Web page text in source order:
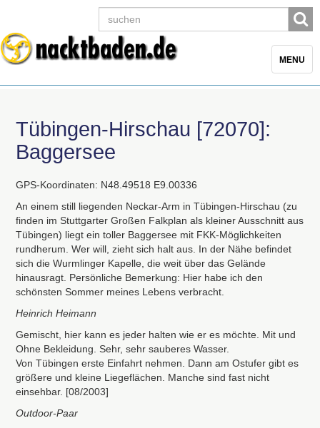
Toggle
MENU
Tübingen-Hirschau [72070]:
Baggersee
GPS-Koordinaten: N48.49518 E9.00336
An einem still liegenden Neckar-Arm in Tübingen-Hirschau (zu
finden im Stuttgarter Großen Falkplan als kleiner Ausschnitt aus
Tübingen) liegt ein toller Baggersee mit FKK-Möglichkeiten
rundherum. Wer will, zieht sich halt aus. In der Nähe befindet
sich die Wurmlinger Kapelle, die weit über das Gelände
hinausragt. Persönliche Bemerkung: Hier habe ich den
schönsten Sommer meines Lebens verbracht.
Heinrich Heimann
Gemischt, hier kann es jeder halten wie er es möchte. Mit und
Ohne Bekleidung. Sehr, sehr sauberes Wasser.
Von Tübingen erste Einfahrt nehmen. Dann am Ostufer gibt es
größere und kleine Liegeflächen. Manche sind fast nicht
einsehbar. [08/2003]
Outdoor-Paar